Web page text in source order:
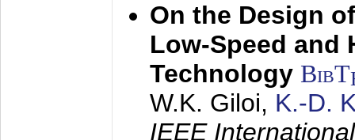
On the Design
Low-Speed and
Technology BibT
W.K. Giloi, K.-D.
IEEE